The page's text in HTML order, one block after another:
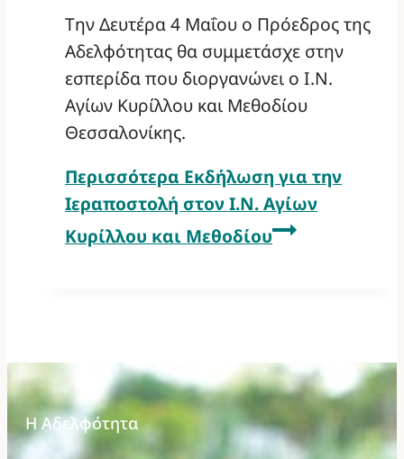
Την Δευτέρα 4 Μαΐου ο Πρόεδρος της
Αδελφότητας θα συμμετάσχε στην
εσπερίδα που διοργανώνει ο Ι.Ν.
Αγίων Κυρίλλου και Μεθοδίου
Θεσσαλονίκης.
Περισσότερα Εκδήλωση για την
Ιεραποστολή στον Ι.Ν. Αγίων
Κυρίλλου και Μεθοδίου
Η Αδελφότητα